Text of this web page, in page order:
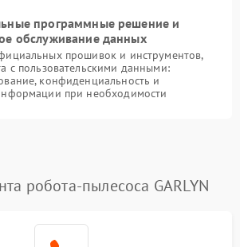
программные решение и
обслуживание данных
прошивок и инструментов,
с пользовательскими данными:
конфиденциальность и
при необходимости
робота-пылесоса GARLYN